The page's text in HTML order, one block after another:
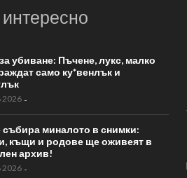
убиване: Пъчене, лукс, малко
само ку*венлък и
2026 -
събира миналото в снимки:
къщи и родове ще оживеят в
архив!
2026 -